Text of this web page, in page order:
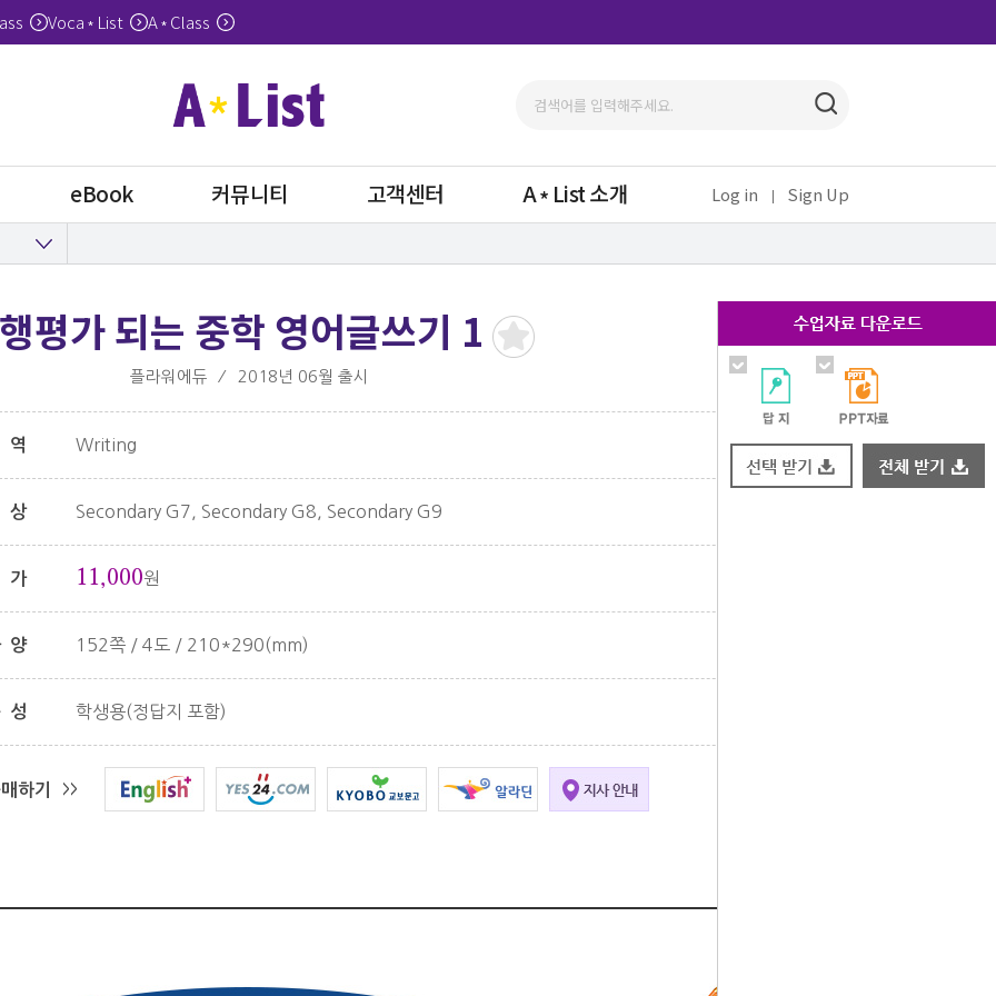
Voca* List A*Class
eBook 커뮤니티 고객센터 A List 소개 Log in Sign Up
평가 되는 중학 영어글쓰기 1
플라워에듀 ⁄ 2018년 06월 출시
역 Writing
상 Secondary G7, Secondary G8, Secondary G9
가 11,000원
양 152쪽 / 4도 / 210*290(mm)
성 학생용(정답지 포함)
하기 >>